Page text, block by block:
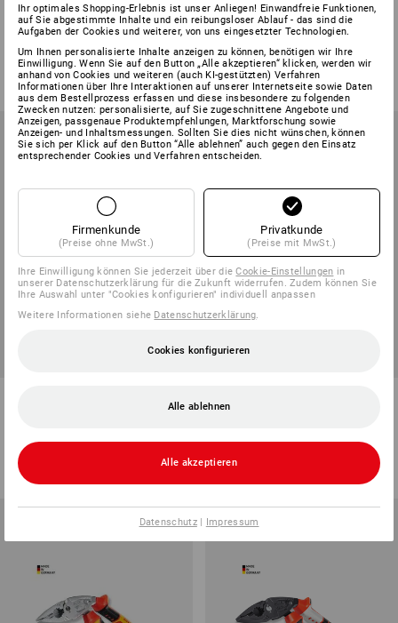
e.s. Kraft-Seitenschneider VDE
Varianten
ab 22,68 €
(m. MwSt.) ab 6 Stück
e.s. Elektriker-Seitenschneider
VDE
2 Varianten
ab 26,28 €
(m. MwSt.) ab 6 Stück
ab
(m. MwSt.) ab 6 Stück
VDE
(m. MwSt.) ab 6 Stück
Ihr optimales Shopping-Erlebnis ist unser Anliegen! Einwandfreie Funktionen,
auf Sie abgestimmte Inhalte und ein reibungsloser Ablauf - das sind die
Aufgaben der Cookies und weiterer, von uns eingesetzter Technologien.
Um Ihnen personalisierte Inhalte anzeigen zu können, benötigen wir Ihre
Einwilligung. Wenn Sie auf den Button „Alle akzeptieren“ klicken, werden wir
anhand von Cookies und weiteren (auch KI-gestützten) Verfahren
Informationen über Ihre Interaktionen auf unserer Internetseite sowie Daten
aus dem Bestellprozess erfassen und diese insbesondere zu folgenden
Zwecken nutzen: personalisierte, auf Sie zugeschnittene Angebote und
Anzeigen, passgenaue Produktempfehlungen, Marktforschung sowie
Anzeigen- und Inhaltsmessungen. Sollten Sie dies nicht wünschen, können
Sie sich per Klick auf den Button “Alle ablehnen” auch gegen den Einsatz
entsprechender Cookies und Verfahren entscheiden.
Firmenkunde
(Preise ohne MwSt.)
Privatkunde
(Preise mit MwSt.)
Ihre Einwilligung können Sie jederzeit über dieCookie-Einstellungen in
unserer Datenschutzerklärung für die Zukunft widerrufen. Zudem können Sie
Ihre Auswahl unter "Cookies konfigurieren" individuell anpassen
Weitere Informationen siehe Datenschutzerklärung
Cookies konfigurieren
Alle ablehnen
Alle akzeptieren
Datenschutz| Impressum